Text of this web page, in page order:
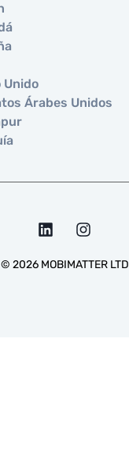
Unido
Árabes Unidos
© 2026MOBIMATTER LTD